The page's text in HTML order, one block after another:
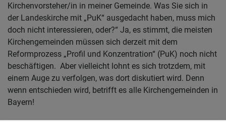
Kirchenvorsteher/in in meiner Gemeinde. Was Sie sich in
der Landeskirche mit „PuK“ ausgedacht haben, muss mich
doch nicht interessieren, oder?“ Ja, es stimmt, die meisten
Kirchengemeinden müssen sich derzeit mit dem
Reformprozess „Profil und Konzentration“ (PuK) noch nicht
beschäftigen. Aber vielleicht lohnt es sich trotzdem, mit
einem Auge zu verfolgen, was dort diskutiert wird. Denn
wenn entschieden wird, betrifft es alle Kirchengemeinden in
Bayern!